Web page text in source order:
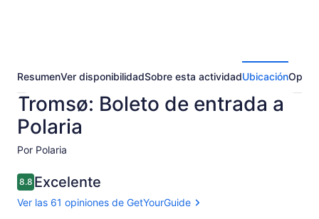
ResumenVer disponibilidadSobre esta actividadUbicación
Tromsø: Boleto de entrada a
Polaria
Por Polaria
8.88.8 de 10
Excelente
Ver las 61 opiniones de GetYourGuide